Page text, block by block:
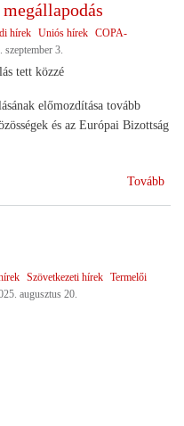
hírek Uniós hírek COPA-
szeptember 3.
tett közzé
előmozdítása tovább
és az Európai Bizottság
Tovább
Szövetkezeti hírek Termelői
augusztus 20.